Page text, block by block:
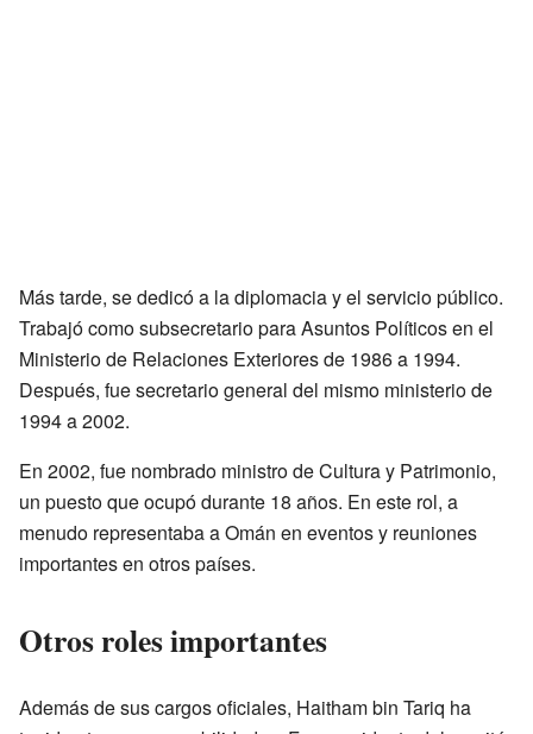
Más tarde, se dedicó a la diplomacia y el servicio público.
Trabajó como subsecretario para Asuntos Políticos en el
Ministerio de Relaciones Exteriores de 1986 a 1994.
Después, fue secretario general del mismo ministerio de
1994 a 2002.
En 2002, fue nombrado ministro de Cultura y Patrimonio,
un puesto que ocupó durante 18 años. En este rol, a
menudo representaba a Omán en eventos y reuniones
importantes en otros países.
Otros roles importantes
Además de sus cargos oficiales, Haitham bin Tariq ha